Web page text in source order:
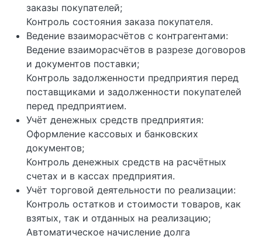
заказы покупателей;
Контроль состояния заказа покупателя.
Ведение взаиморасчётов с контрагентами:
Ведение взаиморасчётов в разрезе договоров
и документов поставки;
Контроль задолженности предприятия перед
поставщиками и задолженности покупателей
перед предприятием.
Учёт денежных средств предприятия:
Оформление кассовых и банковских
документов;
Контроль денежных средств на расчётных
счетах и в кассах предприятия.
Учёт торговой деятельности по реализации:
Контроль остатков и стоимости товаров, как
взятых, так и отданных на реализацию;
Автоматическое начисление долга